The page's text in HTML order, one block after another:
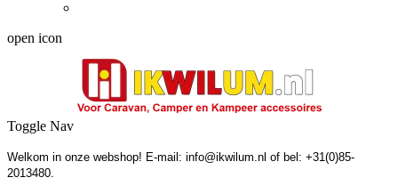
open icon
Toggle Nav
Welkom in onze webshop! E-mail: info@ikwilum.nl of bel: +31(0)85-
2013480.